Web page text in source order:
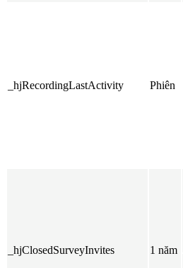
_hjRecordingLastActivity Phiên
_hjClosedSurveyInvites 1 năm